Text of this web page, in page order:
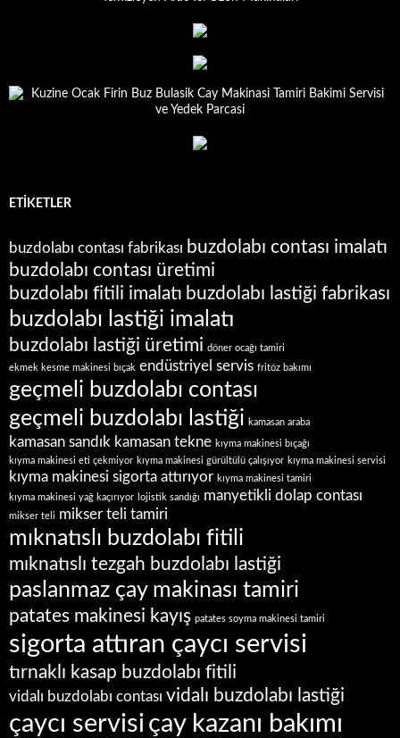
ETIKETLER
buzdolabı contası fabrikası buzdolabı contası imalatı
buzdolabı contası üretimi
buzdolabı fitili imalatı buzdolabı lastiği fabrikası
buzdolabı lastiği imalatı
buzdolabı lastiği üretimi döner ocağı tamiri
ekmek kesme makinesi bıçak endüstriyel servis fritöz bakımı
geçmeli buzdolabı contası
geçmeli buzdolabı lastiği kamasan araba
kamasan sandık kamasan tekne kıyma makinesi bıçağı
kıyma makinesi eti çekmiyor kıyma makinesi gürültülü çalışıyor kıyma makinesi servisi
kıyma makinesi sigorta attırıyor kıyma makinesi tamiri
kıyma makinesi yağ kaçırıyor
lojistik sandığı manyetikli dolap contası
mikser teli mikser teli tamiri
mıknatıslı buzdolabı fitili
mıknatıslı tezgah buzdolabı lastiği
paslanmaz çay makinası tamiri
patates makinesi kayış patates soyma makinesi tamiri
sigorta attıran çaycı servisi
tırnaklı kasap buzdolabı fitili
vidalı buzdolabı contası vidalı buzdolabı lastiği
çaycı servisi çay kazanı bakımı